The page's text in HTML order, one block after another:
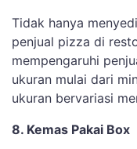
Tidak hanya
penjual pizza di
mempengaruhi
ukuran mulai dari
ukuran bervariasi
8. Kemas Pakai Box